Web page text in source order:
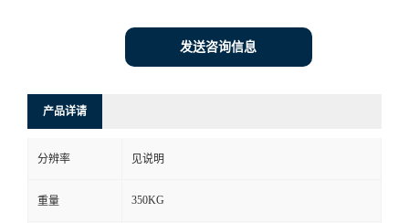
系
发送咨询信息
产品详请
分辨率 见说明
重量 350KG